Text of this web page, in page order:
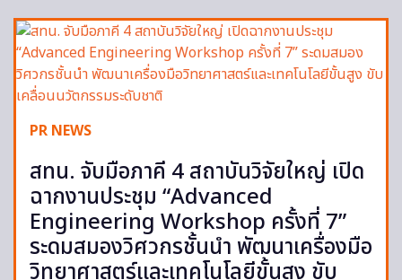
PR NEWS
สทน. จับมือภาคี 4 สถาบันวิจัยใหญ่ เปิด
ฉากงานประชุม “Advanced
Engineering Workshop ครั้งที่ 7”
ระดมสมองวิศวกรชั้นนำ พัฒนาเครื่องมือ
วิทยาศาสตร์และเทคโนโลยีขั้นสูง ขับ